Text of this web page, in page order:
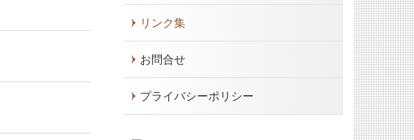
リンク集
お問合せ
プライバシーポリシー